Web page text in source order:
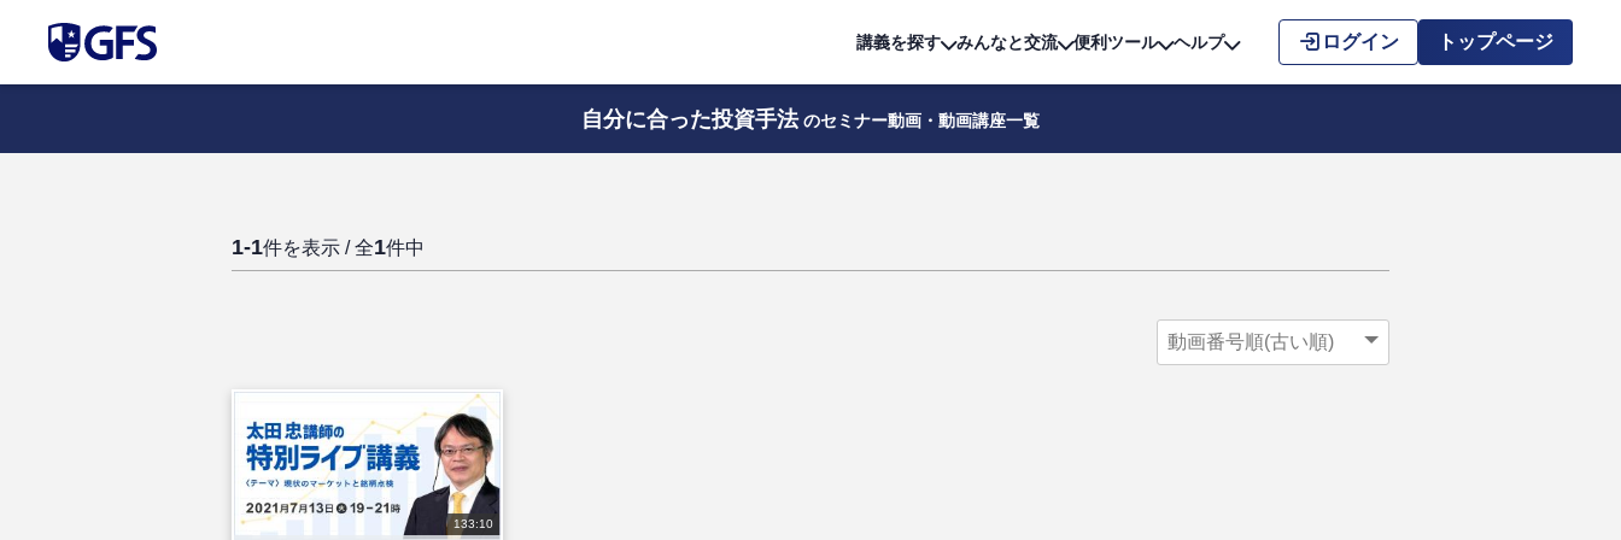
講義を探す みんなと交流 便利ツール ヘルプ ログイン トップページ
自分に合った投資手法 のセミナー動画・動画講座一覧
1-1件を表示 / 全1件中
133:10